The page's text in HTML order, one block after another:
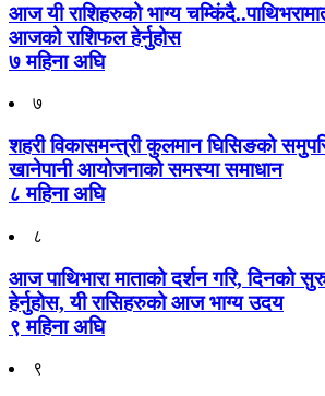
आज यी राशिहरुको भाग्य
आजको राशिफल हेर्नुहोस
७ महिना अघि
७
शहरी विकासमन्त्री कुलमान घिसिङको
खानेपानी आयोजनाको समस्या समाधान
८ महिना अघि
८
आज पाथिभारा माताको दर्शन गरि, दिनको
हेर्नुहोस, यी रासिहरुको आज भाग्य उदय
९ महिना अघि
९